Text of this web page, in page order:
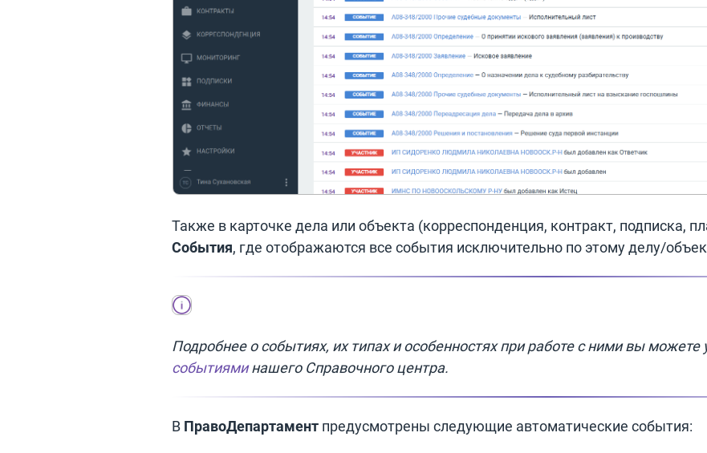
Также в карточке дела или объекта (корреспонденция, контракт, подписка,
События, где отображаются все события исключительно по этому делу/
Подробнее о событиях, их типах и особенностях при работе с ними вы можете
событияминашего Справочного центра.
В ПравоДепартамент предусмотрены следующие автоматические события: